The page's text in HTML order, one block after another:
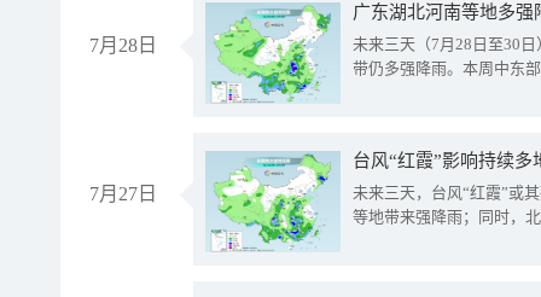
7月28日
广东湖北河南等地多
未来三天（7月28日至30
带仍多强降雨。本周中东
7月27日
台风“红霞”影响持续
未来三天，台风“红霞”或
等地带来强降雨；同时，